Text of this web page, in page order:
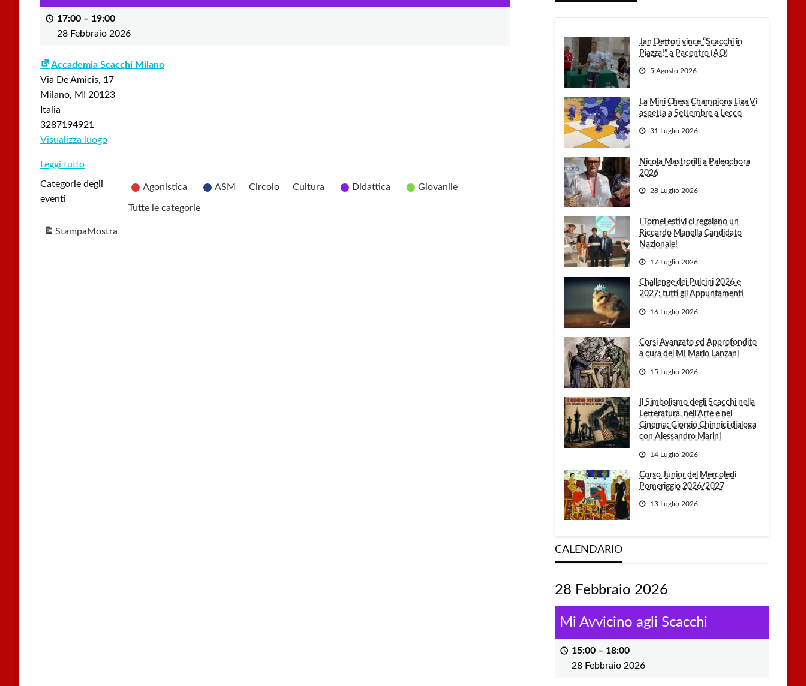
17:00 – 19:00
28 Febbraio 2026
Accademia Scacchi Milano
Via De Amicis, 17
Milano, MI
20123
Italia
3287194921
Visualizza luogo
Leggi tutto
Categorie degli
eventi
Agonistica ASM Circolo Cultura Didattica Giovanile
Tutte le categorie
StampaMostra
Jan Dettori vince “Scacchi in
Piazza!” a Pacentro (AQ)
5 Agosto 2026
La Mini Chess Champions Liga Vi
aspetta a Settembre a Lecco
31 Luglio 2026
Nicola Mastrorilli a Paleochora
2026
28 Luglio 2026
I Tornei estivi ci regalano un
Riccardo Manella Candidato
Nazionale!
17 Luglio 2026
Challenge dei Pulcini 2026 e
2027: tutti gli Appuntamenti
16 Luglio 2026
Corsi Avanzato ed Approfondito
a cura del MI Mario Lanzani
15 Luglio 2026
Il Simbolismo degli Scacchi nella
Letteratura, nell’Arte e nel
Cinema: Giorgio Chinnici dialoga
con Alessandro Marini
14 Luglio 2026
Corso Junior del Mercoledì
Pomeriggio 2026/2027
13 Luglio 2026
CALENDARIO
28 Febbraio 2026
Mi Avvicino agli Scacchi
15:00 – 18:00
28 Febbraio 2026